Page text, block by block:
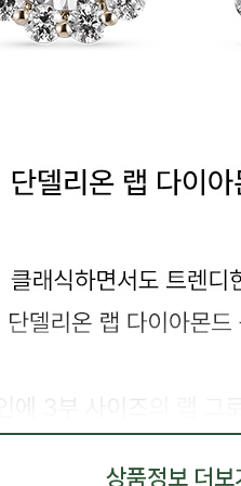
상품정보 더보